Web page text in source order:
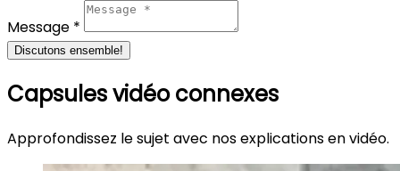
Message *
Discutons ensemble!
Capsules vidéo connexes
Approfondissez le sujet avec nos explications en vidéo.